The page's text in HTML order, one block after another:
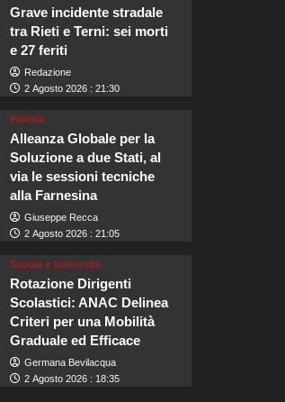
Grave incidente stradale
tra Rieti e Terni: sei morti
e 27 feriti
Redazione
2 Agosto 2026 : 21:30
Politica
Alleanza Globale per la
Soluzione a due Stati, al
via le sessioni tecniche
alla Farnesina
Giuseppe Recca
2 Agosto 2026 : 21:05
Scuola e Università
Rotazione Dirigenti
Scolastici: ANAC Delinea
Criteri per una Mobilità
Graduale ed Efficace
Germana Bevilacqua
2 Agosto 2026 : 18:35